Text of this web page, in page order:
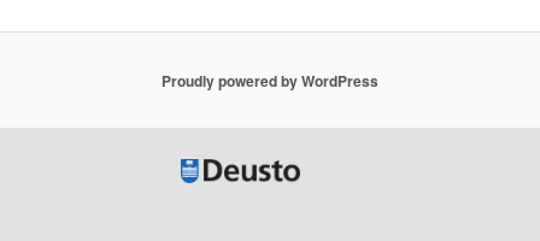
Proudly powered by WordPress